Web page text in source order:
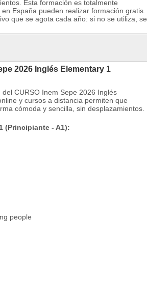
Esta formación es totalmente
España pueden realizar formación gratis.
que se agota cada año: si no se utiliza, se
2026 Inglés Elementary 1
CURSO Inem Sepe 2026 Inglés
y cursos a distancia permiten que
cómoda y sencilla, sin desplazamientos.
(Principiante - A1):
people